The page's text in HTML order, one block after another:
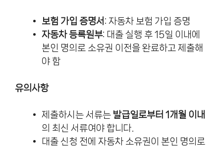
보험 가입 증명서 : 자동차 보험 가입 증명
자동차 등록원부: 대출 실행 후 15일 이내에
본인 명의로 소유권 이전을 완료하고 제출해
야 함
유의사항
제출하시는 서류는 발급일로부터 1개월 이내
의 최신 서류여야 합니다.
대출 신청 전에 자동차 소유권이 본인 명의로